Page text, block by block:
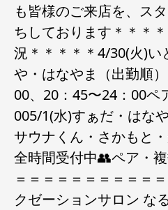
も皆様のご来店を、ス
ちしております＊＊＊
況＊＊＊＊＊4/30(火)い
や・はなやま（出勤順
00、20：45〜24：00ペ
005/1(水)すぁだ・はな
サウナくん・さかもと
全時間受付中👥ペア・
＝＝＝＝＝＝＝＝＝＝
クゼーションサロン な